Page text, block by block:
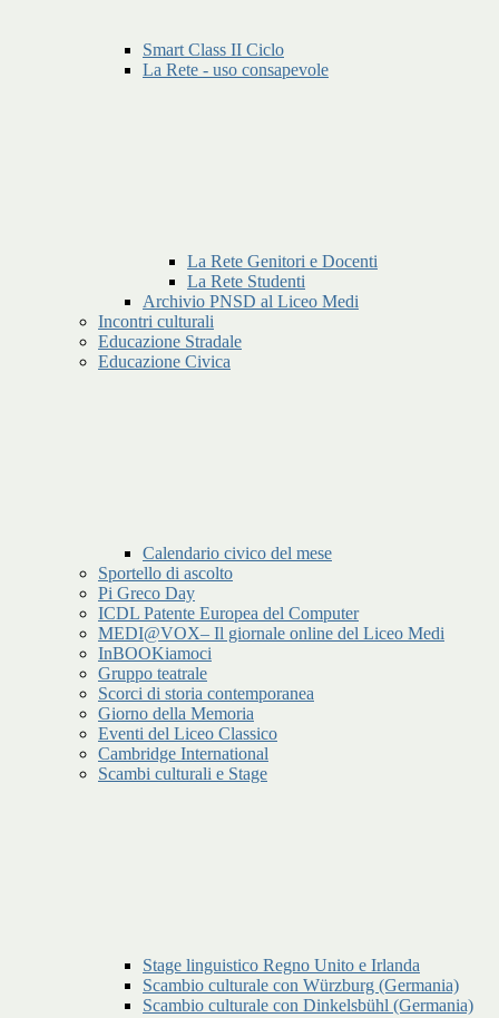
Smart Class II Ciclo
La Rete - uso consapevole
La Rete Genitori e Docenti
La Rete Studenti
Archivio PNSD al Liceo Medi
Incontri culturali
Educazione Stradale
Educazione Civica
Calendario civico del mese
Sportello di ascolto
Pi Greco Day
ICDL Patente Europea del Computer
MEDI@VOX– Il giornale online del Liceo Medi
InBOOKiamoci
Gruppo teatrale
Scorci di storia contemporanea
Giorno della Memoria
Eventi del Liceo Classico
Cambridge International
Scambi culturali e Stage
Stage linguistico Regno Unito e Irlanda
Scambio culturale con Würzburg (Germania)
Scambio culturale con Dinkelsbühl (Germania)